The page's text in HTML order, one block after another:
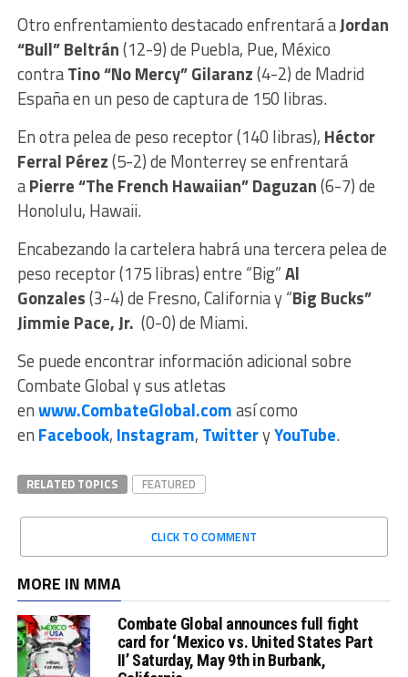
Otro enfrentamiento destacado enfrentará aJordan
“Bull” Beltrán(12-9) de Puebla, Pue, México
contraTino “No Mercy” Gilaranz(4-2) de Madrid
España en un peso de captura de 150 libras.
En otra pelea de peso receptor (140 libras), Héctor
Ferral Pérez(5-2) de Monterrey se enfrentará
aPierre “The French Hawaiian” Daguzan(6-7) de
Honolulu, Hawaii.
Encabezando la cartelera habrá una tercera pelea de
peso receptor (175 libras) entre “Big”Al
Gonzales(3-4) de Fresno, California y “Big Bucks”
Jimmie Pace, Jr. (0-0) de Miami.
Se puede encontrar información adicional sobre
Combate Global y sus atletas
enwww.CombateGlobal.comasí como
en Facebook, Instagram, TwitteryYouTube.
RELATED TOPICS FEATURED
CLICK TO COMMENT
MORE IN MMA
Combate Global announces full fight
card for ‘Mexico vs. United States Part
II’ Saturday, May 9th in Burbank,